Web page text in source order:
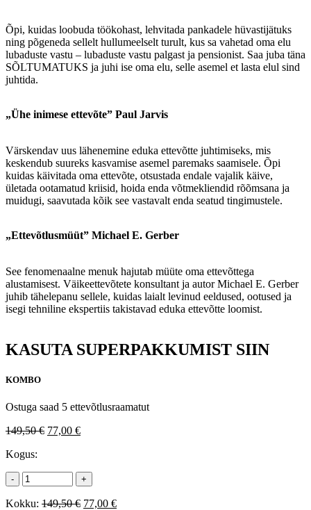
Õpi, kuidas loobuda töökohast, lehvitada pankadele hüvastijätuks
ning põgeneda sellelt hullumeelselt turult, kus sa vahetad oma elu
lubaduste vastu – lubaduste vastu palgast ja pensionist. Saa juba täna
SÕLTUMATUKS ja juhi ise oma elu, selle asemel et lasta elul sind
juhtida.
„Ühe inimese ettevõte” Paul Jarvis
Värskendav uus lähenemine eduka ettevõtte juhtimiseks, mis
keskendub suureks kasvamise asemel paremaks saamisele. Õpi
kuidas käivitada oma ettevõte, otsustada endale vajalik käive,
ületada ootamatud kriisid, hoida enda võtmekliendid rõõmsana ja
muidugi, saavutada kõik see vastavalt enda seatud tingimustele.
„Ettevõtlusmüüt” Michael E. Gerber
See fenomenaalne menuk hajutab müüte oma ettevõttega
alustamisest. Väikeettevõtete konsultant ja autor Michael E. Gerber
juhib tähelepanu sellele, kuidas laialt levinud eeldused, ootused ja
isegi tehniline ekspertiis takistavad eduka ettevõtte loomist.
KASUTA SUPERPAKKUMIST SIIN
KOMBO
Ostuga saad 5 ettevõtlusraamatut
149,50€ Algne
77,00 €Praegune
Kogus:
- +
Kokku: 149,50€ Algne
77,00 €Praegune